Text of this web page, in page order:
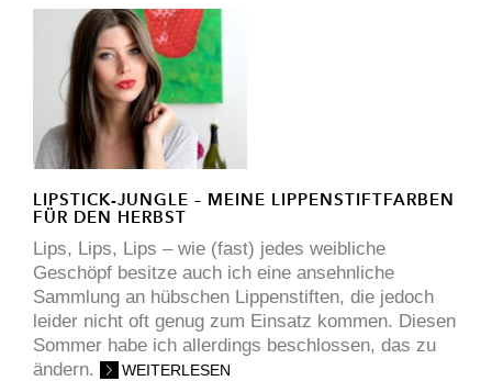
LIPSTICK-JUNGLE – MEINE LIPPENSTIFTFARBEN
FÜR DEN HERBST
Lips, Lips, Lips – wie (fast) jedes weibliche
Geschöpf besitze auch ich eine ansehnliche
Sammlung an hübschen Lippenstiften, die jedoch
leider nicht oft genug zum Einsatz kommen. Diesen
Sommer habe ich allerdings beschlossen, das zu
ändern.
WEITERLESEN